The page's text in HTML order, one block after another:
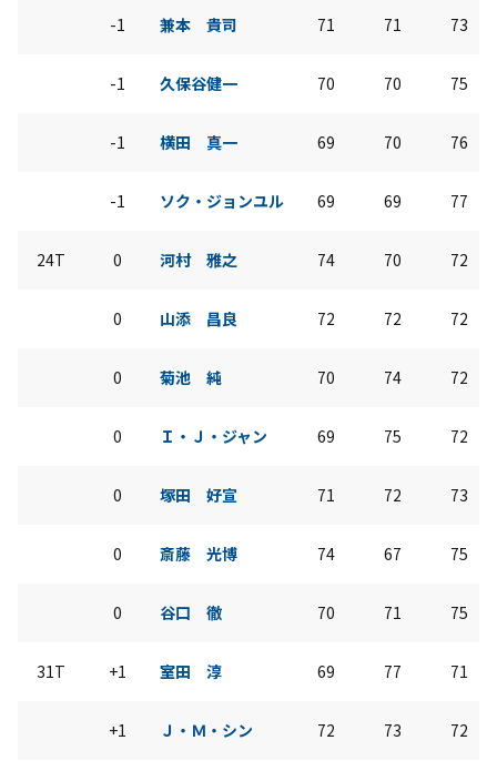
-1 兼本 貴司 71 71 73
-1 久保谷健一 70 70 75
-1 横田 真一 69 70 76
-1 ソク・ジョンユル 69 69 77
24T 0 河村 雅之 74 70 72
0 山添 昌良 72 72 72
0 菊池 純 70 74 72
0 Ｉ・Ｊ・ジャン 69 75 72
0 塚田 好宣 71 72 73
0 斎藤 光博 74 67 75
0 谷口 徹 70 71 75
31T +1 室田 淳 69 77 71
+1 Ｊ・Ｍ・シン 72 73 72